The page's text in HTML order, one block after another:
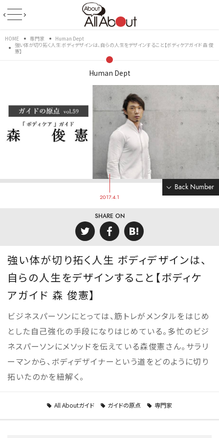
HOME 専門家
Human Dept
強い体が切り拓く人生 ボディデザインは、自らの人生をデザインすること【ボディケアガイド 森 俊
憲】
Human Dept
Back Number
2017.4.1
SHARE ON
強い体が切り拓く人生 ボディデザインは、
自らの人生をデザインすること【ボディケ
アガイド 森 俊憲】
ビジネスパーソンにとっては、筋トレがメンタルをはじめ
とした自己強化の手段になりはじめている。多忙のビジ
ネスパーソンにメソッドを伝えている森俊憲さん。サラリ
ーマンから、ボディデザイナーという道をどのように切り
拓いたのかを紐解く。
All Aboutガイド ガイドの原点 専門家